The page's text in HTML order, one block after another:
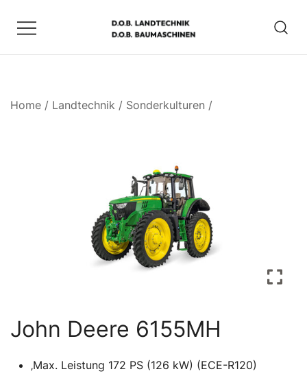
Inhalt
Home / Landtechnik / Sonderkulturen /
John Deere 6155MH
‚Max. Leistung 172 PS (126 kW) (ECE-R120)